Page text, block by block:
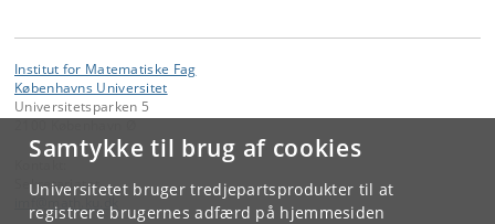
Samtykke til brug af cookies
Universitetet bruger tredjepartsprodukter til at
registrere brugernes adfærd på hjemmesiden
Institut for Matematiske Fag
Københavns Universitet
Universitetsparken 5
Sekretariatet